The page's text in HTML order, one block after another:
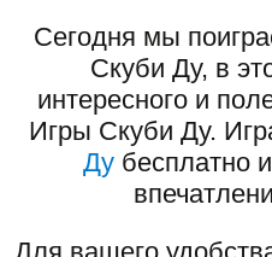
Сегодня мы
Скуби Ду, в
интересного и
Игры Скуби Ду.
Ду бесплатно